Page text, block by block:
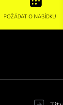
POŽÁDAT O NABÍDKU